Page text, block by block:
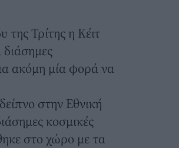
Τρίτης η Κέιτ
ακόμη μία φορά να
στην Εθνική
κοσμικές
στο χώρο με τα